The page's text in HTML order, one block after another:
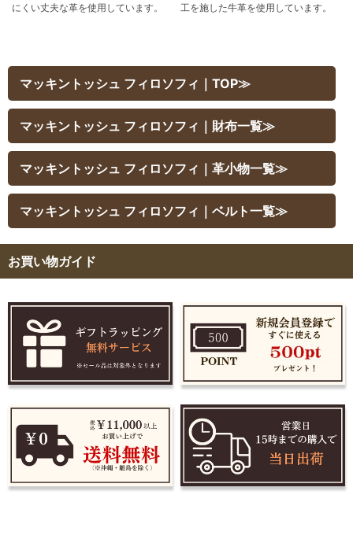
にくい丈夫な革を使用しています。
工を施した牛革を使用しています。
マッキントッシュ フィロソフィ｜TOP≫
マッキントッシュ フィロソフィ｜財布一覧≫
マッキントッシュ フィロソフィ｜革小物一覧≫
マッキントッシュ フィロソフィ｜ベルト一覧≫
お買い物ガイド